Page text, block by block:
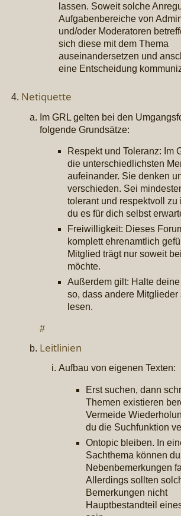
lassen. Soweit solche
Aufgabenbereiche von
und/oder Moderatoren
sich diese mit dem Thema
auseinandersetzen und
eine Entscheidung
Netiquette
Im GRL gelten bei den
folgende Grundsätze:
Respekt und Toleranz: Im
die unterschiedlichsten
aufeinander. Sie denken
verschieden. Sei
tolerant und respektvoll zu
du es für dich selbst
Freiwilligkeit: Dieses
komplett ehrenamtlich
Mitglied trägt nur soweit
möchte.
Außerdem gilt: Halte
so, dass andere Mitglieder
lesen.
#
Leitlinien
Aufbau von eigenen Texten:
Erst suchen, dann
Themen existieren
Vermeide
du die Suchfunktion
Ontopic bleiben. In
Sachthema können
Nebenbemerkungen
Allerdings sollten
Bemerkungen nicht
Hauptbestandteil